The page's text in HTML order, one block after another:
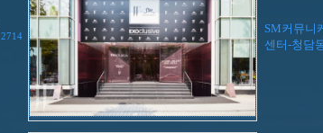
2714
SM커뮤니
센터-청담